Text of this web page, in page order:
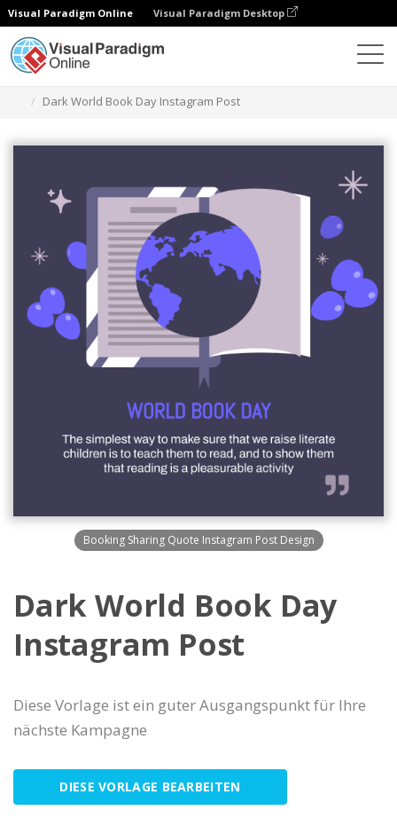
Visual Paradigm Online Visual Paradigm Desktop
Dark World Book Day Instagram Post
Booking Sharing Quote Instagram Post Design
Dark World Book Day
Instagram Post
Diese Vorlage ist ein guter Ausgangspunkt für Ihre
nächste Kampagne
DIESE VORLAGE BEARBEITEN